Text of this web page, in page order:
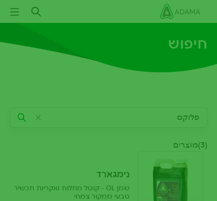
לתוכן
חיפוש
(3)מוצרים
נימגארד
שמן OL - קוטל מחלות ואקריות תכשיר
טבעי ממקור צמחי